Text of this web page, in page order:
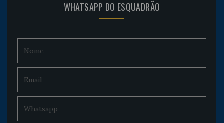
WHATSAPP DO ESQUADRÃO